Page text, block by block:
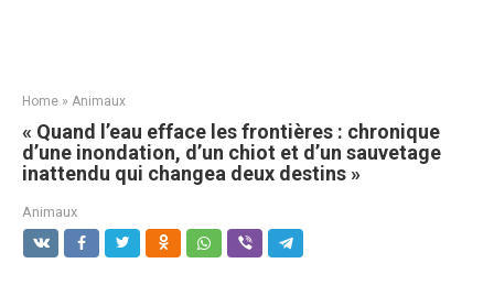
Home » Animaux
« Quand l’eau efface les frontières : chronique
d’une inondation, d’un chiot et d’un sauvetage
inattendu qui changea deux destins »
Animaux